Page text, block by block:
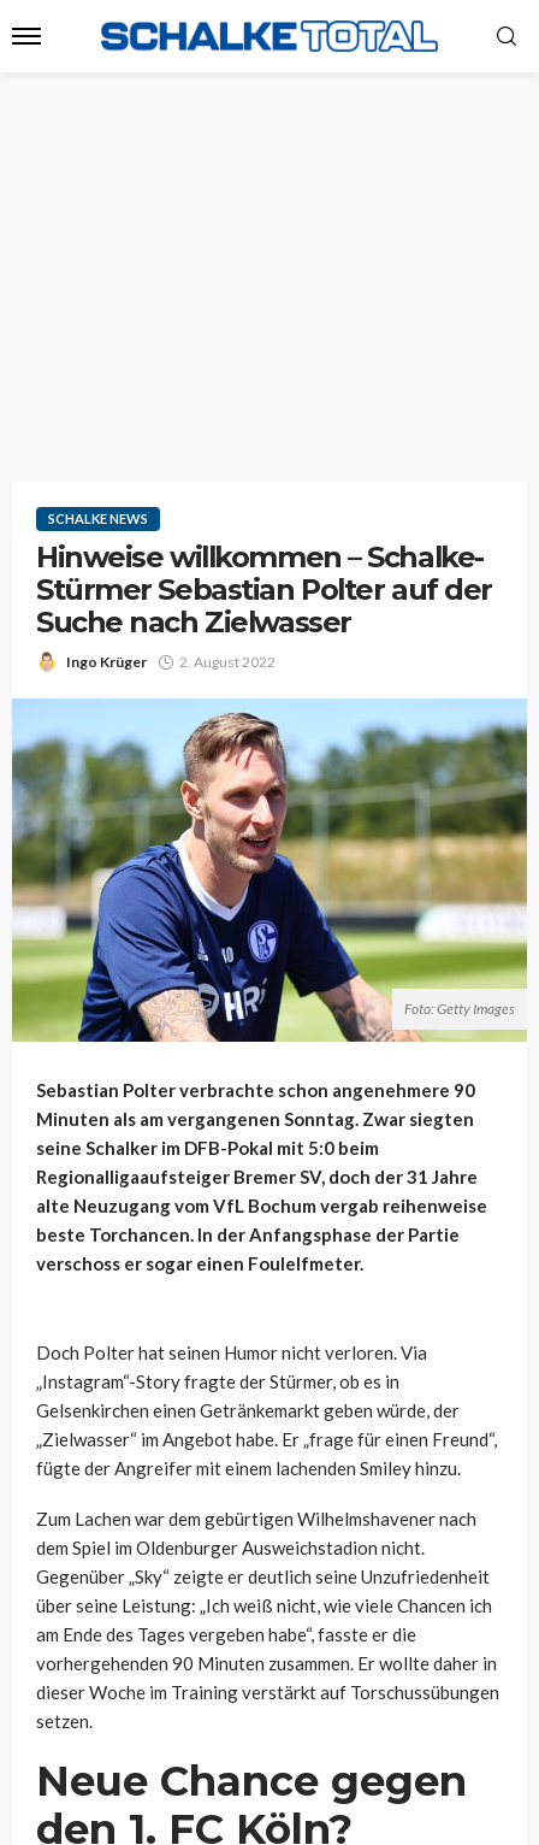
SCHALKE NEWS
Hinweise willkommen – Schalke-
Stürmer Sebastian Polter auf der
Suche nach Zielwasser
Ingo Krüger 2. August 2022
Foto: Getty Images
Sebastian Polter verbrachte schon angenehmere 90
Minuten als am vergangenen Sonntag. Zwar siegten
seine Schalker im DFB-Pokal mit 5:0 beim
Regionalligaaufsteiger Bremer SV, doch der 31 Jahre
alte Neuzugang vom VfL Bochum vergab reihenweise
beste Torchancen. In der Anfangsphase der Partie
verschoss er sogar einen Foulelfmeter.
Doch Polter hat seinen Humor nicht verloren. Via
„Instagram“-Story fragte der Stürmer, ob es in
Gelsenkirchen einen Getränkemarkt geben würde, der
„Zielwasser“ im Angebot habe. Er „frage für einen Freund“,
fügte der Angreifer mit einem lachenden Smiley hinzu.
Zum Lachen war dem gebürtigen Wilhelmshavener nach
dem Spiel im Oldenburger Ausweichstadion nicht.
Gegenüber „Sky“ zeigte er deutlich seine Unzufriedenheit
über seine Leistung: „Ich weiß nicht, wie viele Chancen ich
am Ende des Tages vergeben habe“, fasste er die
vorhergehenden 90 Minuten zusammen. Er wollte daher in
dieser Woche im Training verstärkt auf Torschussübungen
setzen.
Neue Chance gegen
den 1. FC Köln?